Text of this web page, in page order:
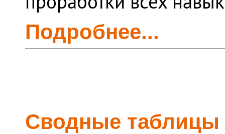
Подробнее...
Сводные таблицы